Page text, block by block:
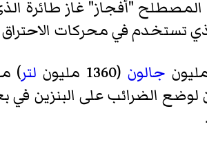
المصطلح "أفجاز"غاز طائرة
تستخدم في محركات
جالون (1360 مليون لتر)
لوضع الضرائب على البنزين